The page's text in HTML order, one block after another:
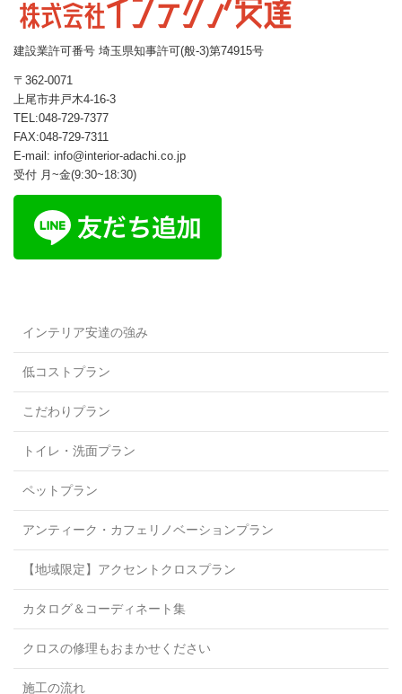
建設業許可番号 埼玉県知事許可(般-3)第74915号
〒362-0071
上尾市井戸木4-16-3
TEL:048-729-7377
FAX:048-729-7311
E-mail: info@interior-adachi.co.jp
受付 月~金(9:30~18:30)
インテリア安達の強み
低コストプラン
こだわりプラン
トイレ・洗面プラン
ペットプラン
アンティーク・カフェリノベーションプラン
【地域限定】アクセントクロスプラン
カタログ＆コーディネート集
クロスの修理もおまかせください
施工の流れ